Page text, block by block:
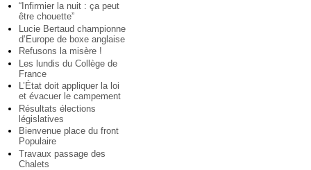
“Infirmier la nuit : ça peut
être chouette”
Lucie Bertaud championne
d’Europe de boxe anglaise
Refusons la misère !
Les lundis du Collège de
France
L’État doit appliquer la loi
et évacuer le campement
Résultats élections
législatives
Bienvenue place du front
Populaire
Travaux passage des
Chalets